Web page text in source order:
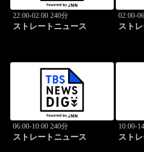
22:00-02:00 240分
ストレートニュース
02:00-
スト
06:00-10:00 240分
ストレートニュース
10:00-
スト